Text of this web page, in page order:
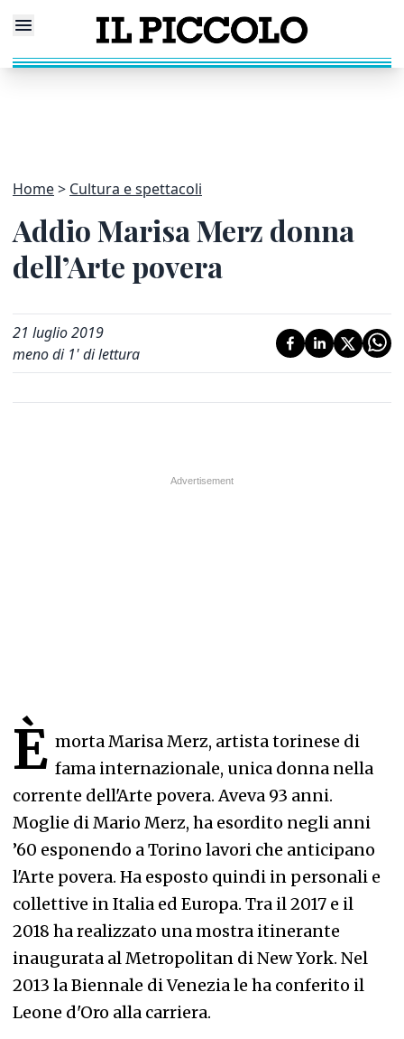
Home Cultura e spettacoli
Addio Marisa Merz donna
dell’Arte povera
21 luglio 2019
meno di 1' di lettura
È morta Marisa Merz, artista torinese di
fama internazionale, unica donna nella
corrente dell'Arte povera. Aveva 93 anni.
Moglie di Mario Merz, ha esordito negli anni
’60 esponendo a Torino lavori che anticipano
l'Arte povera. Ha esposto quindi in personali e
collettive in Italia ed Europa. Tra il 2017 e il
2018 ha realizzato una mostra itinerante
inaugurata al Metropolitan di New York. Nel
2013 la Biennale di Venezia le ha conferito il
Leone d'Oro alla carriera.